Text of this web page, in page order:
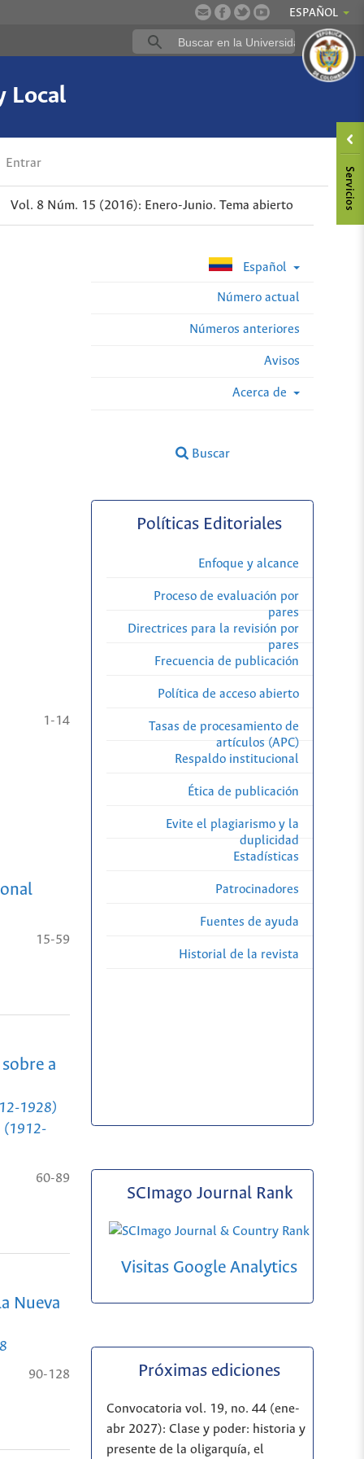
ESPAÑOL
Local
Entrar
Vol. 8 Núm. 15 (2016): Enero-Junio. Tema abierto
Español
Número actual
Números anteriores
Avisos
Acerca de
Buscar
1-14
15-59
a
1928)
(1912-
60-89
Nueva
90-128
Políticas Editoriales
Enfoque y alcance
Proceso de evaluación por
pares
Directrices para la revisión por
pares
Frecuencia de publicación
Política de acceso abierto
Tasas de procesamiento de
artículos (APC)
Respaldo institucional
Ética de publicación
Evite el plagiarismo y la
duplicidad
Estadísticas
Patrocinadores
Fuentes de ayuda
Historial de la revista
SCImago Journal Rank
Visitas Google Analytics
Próximas ediciones
Convocatoria vol. 19, no. 44 (ene-
abr 2027): Clase y poder: historia y
presente de la oligarquía, el